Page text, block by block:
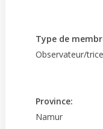
Type de
Observateur/trice
Province:
Namur